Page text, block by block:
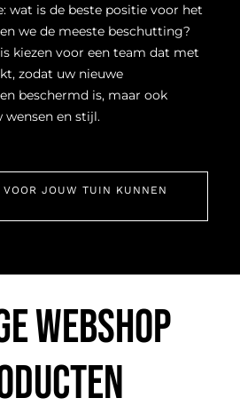
wat is de beste positie voor het
we de meeste beschutting?
kiezen voor een team dat met
zodat uw nieuwe
beschermd is, maar ook
en stijl.
JOUW TUIN KUNNEN
WEBSHOP